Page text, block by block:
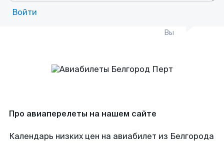
Войти
Вы
Про авиаперелеты на нашем сайте
Календарь низких цен на авиабилет из Белгорода